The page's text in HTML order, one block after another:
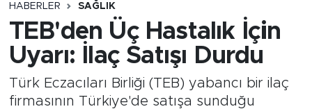
HABERLER SAĞLIK
TEB'den Üç Hastalık İçin
Uyarı: İlaç Satışı Durdu
Türk Eczacıları Birliği (TEB) yabancı bir ilaç
firmasının Türkiye'de satışa sunduğu
MEDYA
FİNANS
İstanbul Namaz Vakitleri
Trafik Durumu
Süper Lig Puan Durumu ve Fikstür